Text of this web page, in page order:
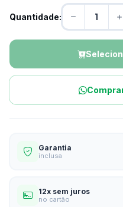
Quantidade:
Garantia
inclusa
12x sem juros
no cartão